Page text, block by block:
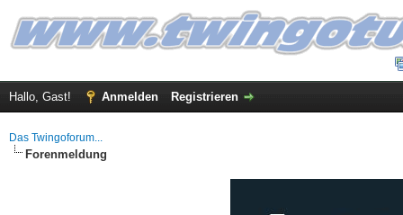
Hallo, Gast! Anmelden Registrieren
Das Twingoforum...
Forenmeldung